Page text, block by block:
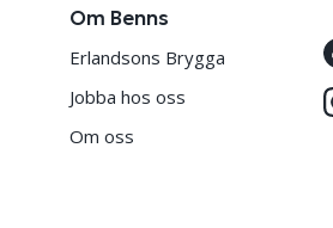
Om Benns
Erlandsons Brygga
Jobba hos oss
Om oss